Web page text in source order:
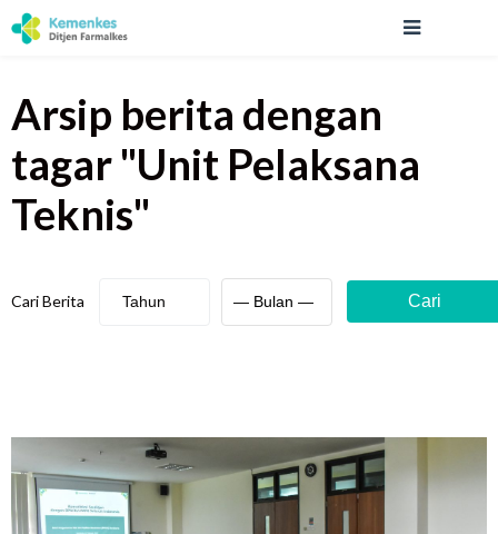
Arsip berita dengan
tagar "Unit Pelaksana
Teknis"
Cari Berita Cari